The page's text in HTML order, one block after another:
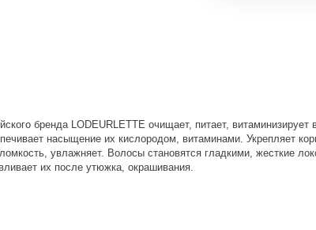
бренда LODEURLETTE очищает, питает,
насыщение их кислородом, витаминами. Укрепляет
увлажняет. Волосы становятся гладкими, жесткие
их после утюжка, окрашивания.